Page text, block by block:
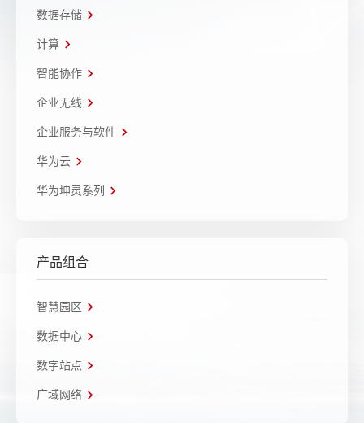
数据存储
计算
智能协作
企业无线
企业服务与软件
华为云
华为坤灵系列
产品组合
智慧园区
数据中心
数字站点
广域网络